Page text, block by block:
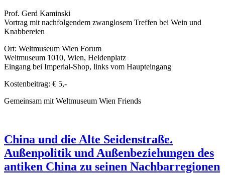
Prof. Gerd Kaminski
Vortrag mit nachfolgendem zwanglosem Treffen bei Wein und
Knabbereien
Ort: Weltmuseum Wien Forum
Weltmuseum 1010, Wien, Heldenplatz
Eingang bei Imperial-Shop, links vom Haupteingang
Kostenbeitrag: € 5,-
Gemeinsam mit Weltmuseum Wien Friends
China und die Alte Seidenstraße.
Außenpolitik und Außenbeziehungen des
antiken China zu seinen Nachbarregionen